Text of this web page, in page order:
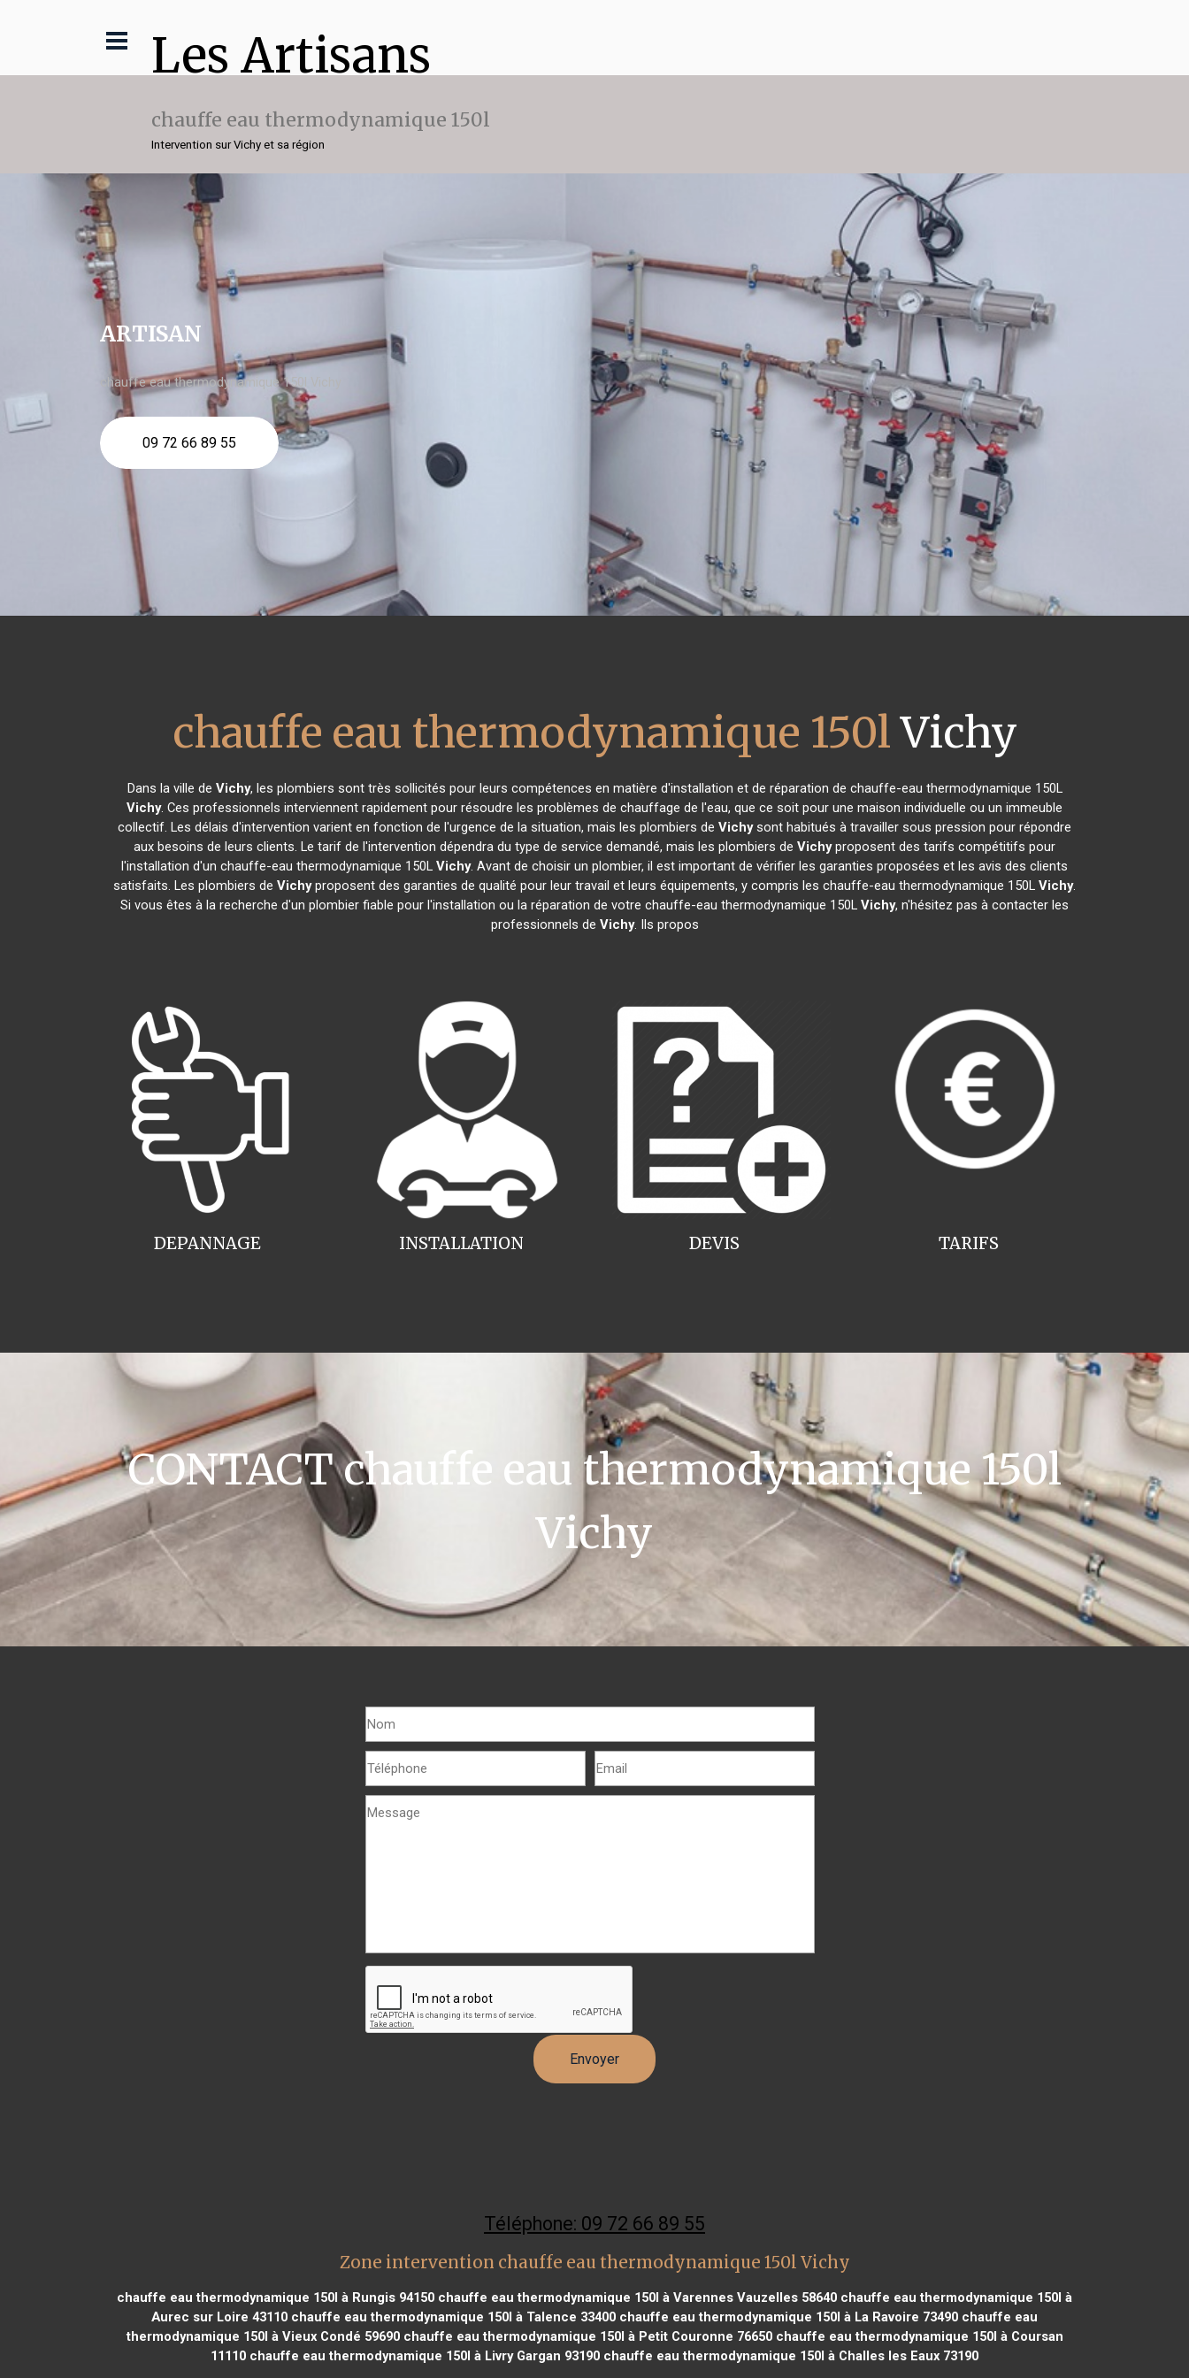
Les Artisans
chauffe eau thermodynamique 150l
Intervention sur Vichy et sa région
ARTISAN
chauffe eau thermodynamique 150l Vichy
09 72 66 89 55
chauffe eau thermodynamique 150lVichy
Dans la ville de Vichy, les plombiers sont très sollicités pour leurs compétences en matière d'installation et de réparation de chauffe-eau thermodynamique 150L
Vichy. Ces professionnels interviennent rapidement pour résoudre les problèmes de chauffage de l'eau, que ce soit pour une maison individuelle ou un immeuble
collectif. Les délais d'intervention varient en fonction de l'urgence de la situation, mais les plombiers de Vichysont habitués à travailler sous pression pour répondre
aux besoins de leurs clients. Le tarif de l'intervention dépendra du type de service demandé, mais les plombiers de Vichyproposent des tarifs compétitifs pour
l'installation d'un chauffe-eau thermodynamique 150L Vichy. Avant de choisir un plombier, il est important de vérifier les garanties proposées et les avis des clients
satisfaits. Les plombiers de Vichyproposent des garanties de qualité pour leur travail et leurs équipements, y compris les chauffe-eau thermodynamique 150L Vichy.
Si vous êtes à la recherche d'un plombier fiable pour l'installation ou la réparation de votre chauffe-eau thermodynamique 150L Vichy, n'hésitez pas à contacter les
professionnels de Vichy. Ils propos
INSTALLATION
DEPANNAGE TARIFS
DEVIS
CONTACT chauffe eau thermodynamique 150l
Vichy
Téléphone: 09 72 66 89 55
Zone intervention chauffe eau thermodynamique 150l Vichy
chauffe eau thermodynamique 150l à Rungis 94150 chauffe eau thermodynamique 150l à Varennes Vauzelles 58640 chauffe eau thermodynamique 150l à
Aurec sur Loire 43110 chauffe eau thermodynamique 150l à Talence 33400 chauffe eau thermodynamique 150l à La Ravoire 73490 chauffe eau
thermodynamique 150l à Vieux Condé 59690chauffe eau thermodynamique 150l à Petit Couronne 76650chauffe eau thermodynamique 150l à Coursan
11110 chauffe eau thermodynamique 150l à Livry Gargan 93190 chauffe eau thermodynamique 150l à Challes les Eaux 73190